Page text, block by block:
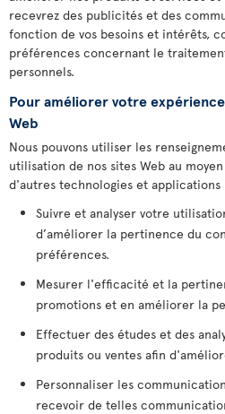
recevrez des publicités et des
fonction de vos besoins et intérêts,
préférences concernant le
personnels.
Pour améliorer votre
Web
Nous pouvons utiliser les
utilisation de nos sites Web au
d'autres technologies et applications
Suivre et analyser votre
d’améliorer la pertinence du
préférences.
Mesurer l'efficacité et la
promotions et en améliorer la
Effectuer des études et des
produits ou ventes afin
Personnaliser les
recevoir de telles